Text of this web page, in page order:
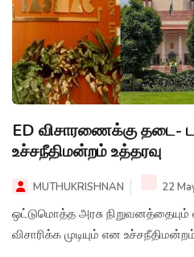
ED விசாரணைக்கு தடை-
உச்சநீதிமன்றம் உத்தரவு
MUTHUKRISHNAN 22
ஒட்டுமொத்த அரசு நிறுவனத்தையும்
விசாரிக்க முடியும் என